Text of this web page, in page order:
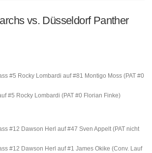
vs. Düsseldorf Panther
#5 Rocky Lombardi auf #81 Montigo Moss (PAT #0
#5 Rocky Lombardi (PAT #0 Florian Finke)
#12 Dawson Herl auf #47 Sven Appelt (PAT nicht
#12 Dawson Herl auf #1 James Okike (Conv. Lauf